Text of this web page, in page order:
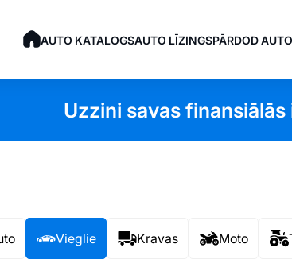
AUTO KATALOGSAUTO LĪZINGSPĀRDOD AUTO
Uzzini savas finansiālās
Vieglie Kravas Moto